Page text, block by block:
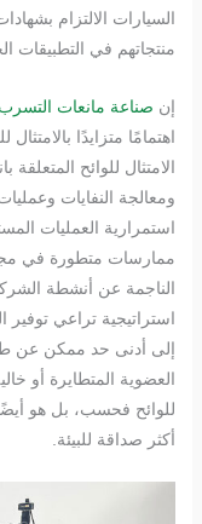
السيارات الالتزام
منتجاتهم في التطبيقات
إن صناعة مانعات
اهتمامًا متزايدًا
ومعالجة النفايات
استمرارية العمليات
ممارسات متطورة في مجال
الناجمة عن أنشطة
استراتيجية تراعي توفير
إلى أدنى حد ممكن عن
العضوية المتطايرة أو
للوائح فحسب، بل هو
أكثر صداقة للبيئة.